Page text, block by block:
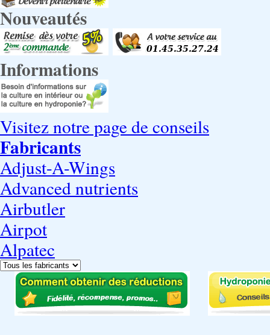
Nouveautés
Informations
Visitez notre page de conseils
Fabricants
Adjust-A-Wings
Advanced nutrients
Airbutler
Airpot
Alpatec